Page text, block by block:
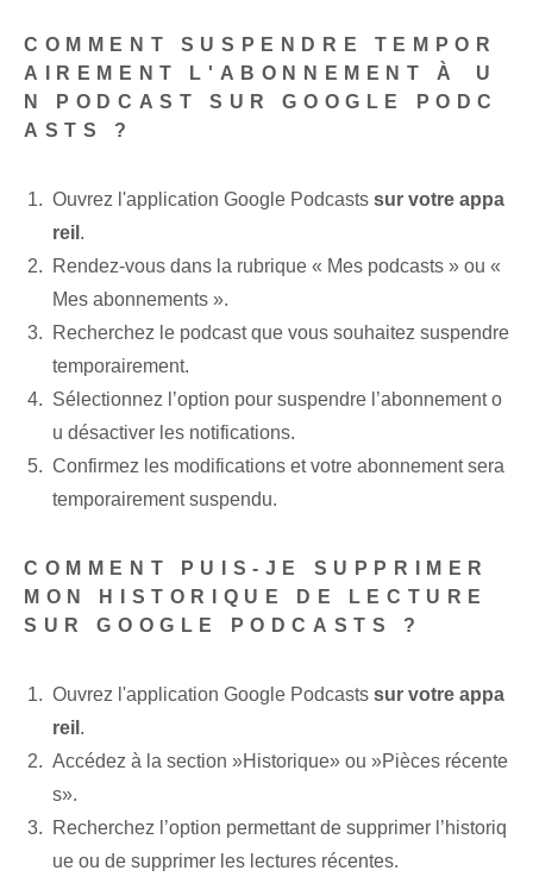
COMMENT SUSPENDRE TEMPOR
AIREMENT L'ABONNEMENT‌ À⁢ U
N PODCAST SUR GOOGLE PODC
ASTS ?
Ouvrez l'application Google Podcasts sur votre appa
reil .
Rendez-vous dans la rubrique « Mes podcasts » ou «
Mes abonnements ».
Recherchez le podcast que vous souhaitez suspendre
temporairement.
Sélectionnez l’option pour suspendre l’abonnement o
u désactiver les notifications.
Confirmez les modifications⁤ et votre abonnement sera
temporairement suspendu.
COMMENT PUIS-JE SUPPRIMER
MON HISTORIQUE DE LECTURE
SUR GOOGLE PODCASTS ?
Ouvrez l'application Google Podcasts sur votre‌ appa
reil .
Accédez à la section ⁢»Historique» ‌ou ‌»Pièces récente
s».
Recherchez l’option permettant de supprimer l’historiq
ue ou de supprimer les lectures récentes.